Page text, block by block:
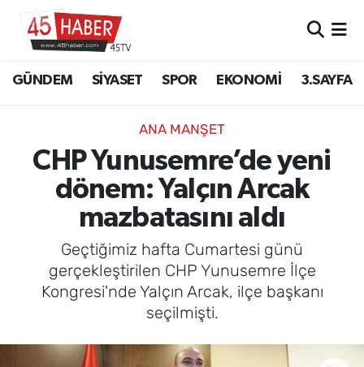
GÜNDEM SİYASET SPOR EKONOMİ 3.SAYFA
ANA MANŞET
CHP Yunusemre’de yeni
dönem: Yalçın Arcak
mazbatasını aldı
Geçtiğimiz hafta Cumartesi günü
gerçekleştirilen CHP Yunusemre İlçe
Kongresi'nde Yalçın Arcak, ilçe başkanı
seçilmişti.
SİYASET
EKONOMİ
3.SAYFA
EĞİTİM
YAŞAM
Manisa Hava Durumu
Manisa Trafik Yoğunluk Haritası
Süper Lig Puan Durumu ve Fikstür
Tüm Manşetler
Son Dakika Haberleri
Haber Arşivi